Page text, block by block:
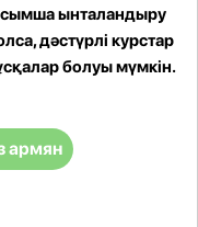
ынталандыру
дәстүрлі курстар
болуы мүмкін.
армян